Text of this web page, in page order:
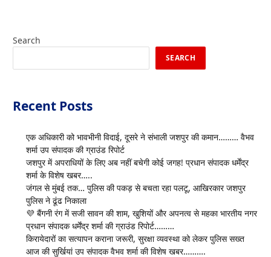
Search
SEARCH
Recent Posts
एक अधिकारी को भावभीनी विदाई, दूसरे ने संभाली जशपुर की कमान……… वैभव
शर्मा उप संपादक की ग्राउंड रिपोर्ट
जशपुर में अपराधियों के लिए अब नहीं बचेगी कोई जगह! प्रधान संपादक धर्मेंद्र
शर्मा के विशेष खबर…..
जंगल से मुंबई तक… पुलिस की पकड़ से बचता रहा पलटू, आखिरकार जशपुर
पुलिस ने ढूंढ निकाला
💜 बैंगनी रंग में सजी सावन की शाम, खुशियों और अपनत्व से महका भारतीय नगर
प्रधान संपादक धर्मेंद्र शर्मा की ग्राउंड रिपोर्ट………
किरायेदारों का सत्यापन कराना जरूरी, सुरक्षा व्यवस्था को लेकर पुलिस सख्त
आज की सुर्खियां उप संपादक वैभव शर्मा की विशेष खबर……….